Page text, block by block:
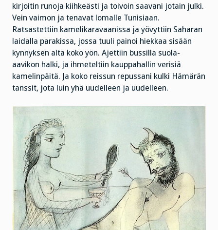
kirjoitin runoja kiihkeästi ja toivoin saavani jotain julki.
Vein vaimon ja tenavat lomalle Tunisiaan.
Ratsastettiin kamelikaravaanissa ja yövyttiin Saharan
laidalla parakissa, jossa tuuli painoi hiekkaa sisään
kynnyksen alta koko yön. Ajettiin bussilla suola-
aavikon halki, ja ihmeteltiin kauppahallin verisiä
kamelinpäitä. Ja koko reissun repussani kulki Hämärän
tanssit, jota luin yhä uudelleen ja uudelleen.